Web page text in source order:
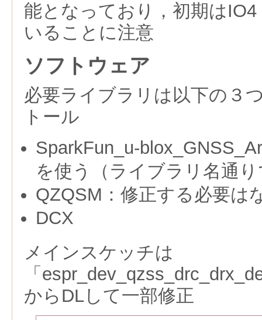
能となっており，初期は
いることに注意
ソフトウェア
必要ライブラリは以下の３
トール
SparkFun_u-
を使う（ライブラリ名通
QZQSM：修正する必要は
DCX
メインスケッチは
「
からDLして一部修正